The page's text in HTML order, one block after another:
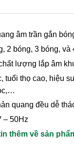
âm trần gắn
2 bóng, 3 bóng, và
lượng lắp âm
tuổi thọ cao, hiệu
quang đều dễ
– 50Hz
thêm về sản